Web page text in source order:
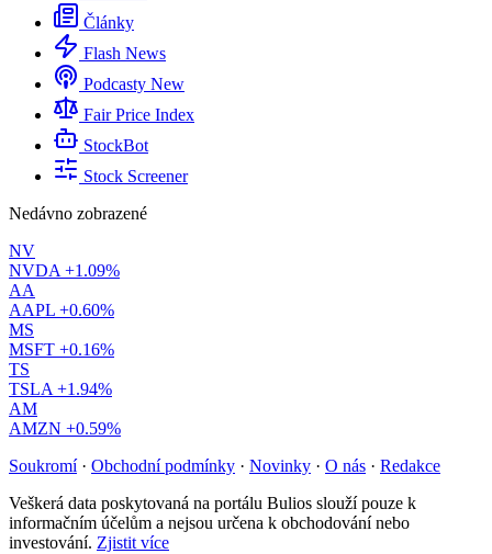
Články
Flash News
Podcasty New
Fair Price Index
StockBot
Stock Screener
Nedávno zobrazené
NV
NVDA +1.09%
AA
AAPL +0.60%
MS
MSFT +0.16%
TS
TSLA +1.94%
AM
AMZN +0.59%
Soukromí · Obchodní podmínky · Novinky · O nás · Redakce
Veškerá data poskytovaná na portálu Bulios slouží pouze k
informačním účelům a nejsou určena k obchodování nebo
investování. Zjistit více